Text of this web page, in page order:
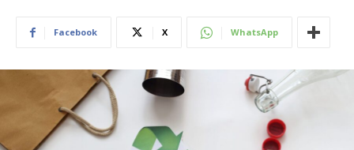
Facebook X WhatsApp